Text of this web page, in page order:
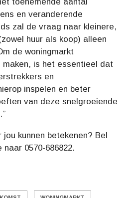
en veranderende
zal de vraag naar kleinere,
huur als koop) alleen
de woningmarkt
is het essentieel dat
en
inspelen en beter
van deze snelgroeiende
kunnen betekenen? Bel
0570-686822.